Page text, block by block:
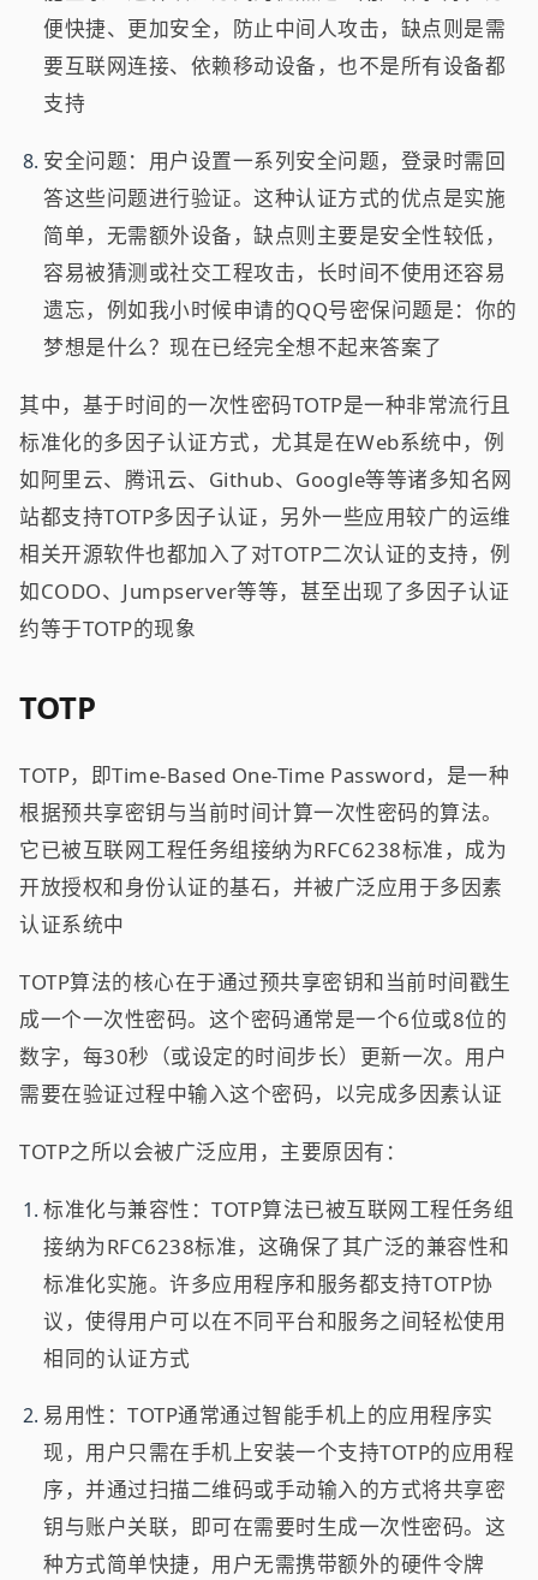
便快捷、更加安全，防止中间人攻击，缺点则是需
要互联网连接、依赖移动设备，也不是所有设备都
支持
安全问题：用户设置一系列安全问题，登录时需回
答这些问题进行验证。这种认证方式的优点是实施
简单，无需额外设备，缺点则主要是安全性较低，
容易被猜测或社交工程攻击，长时间不使用还容易
遗忘，例如我小时候申请的QQ号密保问题是：你的
梦想是什么？现在已经完全想不起来答案了
其中，基于时间的一次性密码TOTP是一种非常流行且
标准化的多因子认证方式，尤其是在Web系统中，例
如阿里云、腾讯云、Github、Google等等诸多知名网
站都支持TOTP多因子认证，另外一些应用较广的运维
相关开源软件也都加入了对TOTP二次认证的支持，例
如CODO、Jumpserver等等，甚至出现了多因子认证
约等于TOTP的现象
TOTP
TOTP，即Time-Based One-Time Password，是一种
根据预共享密钥与当前时间计算一次性密码的算法。
它已被互联网工程任务组接纳为RFC6238标准，成为
开放授权和身份认证的基石，并被广泛应用于多因素
认证系统中
TOTP算法的核心在于通过预共享密钥和当前时间戳生
成一个一次性密码。这个密码通常是一个6位或8位的
数字，每30秒（或设定的时间步长）更新一次。用户
需要在验证过程中输入这个密码，以完成多因素认证
TOTP之所以会被广泛应用，主要原因有：
标准化与兼容性：TOTP算法已被互联网工程任务组
接纳为RFC6238标准，这确保了其广泛的兼容性和
标准化实施。许多应用程序和服务都支持TOTP协
议，使得用户可以在不同平台和服务之间轻松使用
相同的认证方式
易用性：TOTP通常通过智能手机上的应用程序实
现，用户只需在手机上安装一个支持TOTP的应用程
序，并通过扫描二维码或手动输入的方式将共享密
钥与账户关联，即可在需要时生成一次性密码。这
种方式简单快捷，用户无需携带额外的硬件令牌